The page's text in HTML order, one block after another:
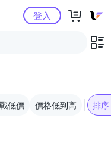
購物中心登入
低價 價格低到高 排序